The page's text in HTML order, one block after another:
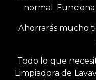
normal.
Ahorrarás mucho
Todo lo que
Limpiadora de